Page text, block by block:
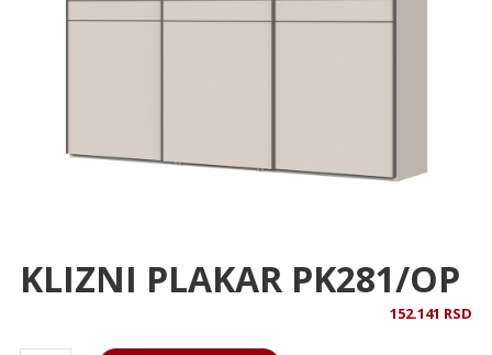
KLIZNI PLAKAR PK281/OP
152.141 RSD